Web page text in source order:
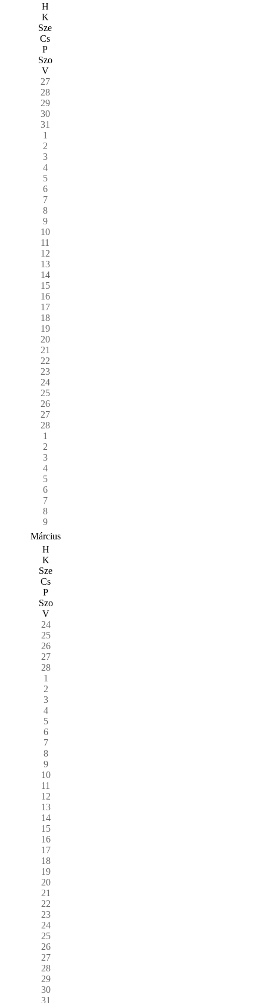
H
K
Sze
Cs
P
Szo
V
27
28
29
30
31
1
2
3
4
5
6
7
8
9
10
11
12
13
14
15
16
17
18
19
20
21
22
23
24
25
26
27
28
1
2
3
4
5
6
7
8
9
Március
H
K
Sze
Cs
P
Szo
V
24
25
26
27
28
1
2
3
4
5
6
7
8
9
10
11
12
13
14
15
16
17
18
19
20
21
22
23
24
25
26
27
28
29
30
31